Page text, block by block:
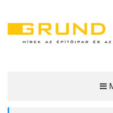
HÍREK AZ ÉPÍTŐIPAR ÉS AZ ÉPÍTŐGÉPEK